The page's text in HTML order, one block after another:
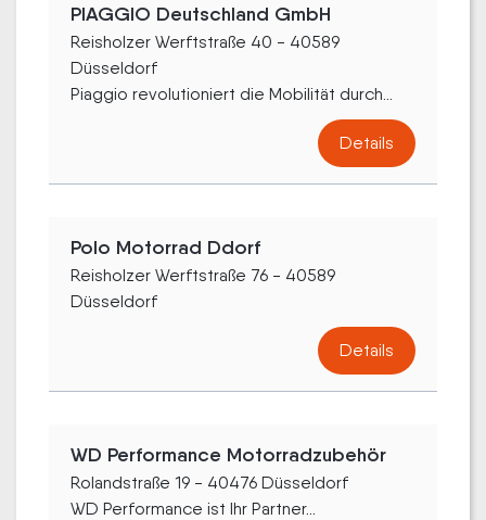
PIAGGIO Deutschland GmbH
Reisholzer Werftstraße 40 - 40589
Düsseldorf
Piaggio revolutioniert die Mobilität durch...
Details
Polo Motorrad Ddorf
Reisholzer Werftstraße 76 - 40589
Düsseldorf
Details
WD Performance Motorradzubehör
Rolandstraße 19 - 40476 Düsseldorf
WD Performance ist Ihr Partner...